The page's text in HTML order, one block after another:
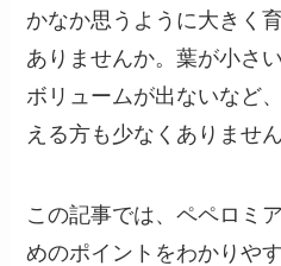
かなか思うように大きく
ありませんか。葉が小さ
ボリュームが出ないなど
える方も少なくありません
この記事では、ペペロミ
めのポイントをわかりや